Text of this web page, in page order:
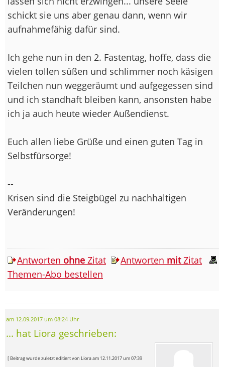
schickt sie uns aber genau dann, wenn wir
aufnahmefähig dafür sind.
Ich gehe nun in den 2. Fastentag, hoffe, dass die
vielen tollen süßen und schlimmer noch käsigen
Teilchen nun weggeräumt und aufgegessen sind
und ich standhaft bleiben kann, ansonsten habe
ich ja auch heute wieder Außendienst.
Euch allen liebe Grüße und einen guten Tag in
Selbstfürsorge!
--
Krisen sind die Steigbügel zu nachhaltigen
Veränderungen!
Antworten ohne Zitat Antworten mitZitat
Themen-Abo bestellen
am 12.09.2017 um 08:24 Uhr
... hat Liora geschrieben:
[ Beitrag wurde zuletzt editiert von Liora am 12.11.2017 um 07:39